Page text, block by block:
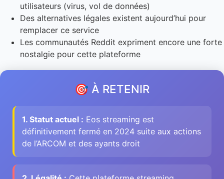
utilisateurs (virus, vol de données)
Des alternatives légales existent aujourd’hui pour
remplacer ce service
Les communautés Reddit expriment encore une forte
nostalgie pour cette plateforme
🎯 À RETENIR
1. Statut actuel : Eos streaming est
définitivement fermé en 2024 suite aux actions
de l’ARCOM et des ayants droit